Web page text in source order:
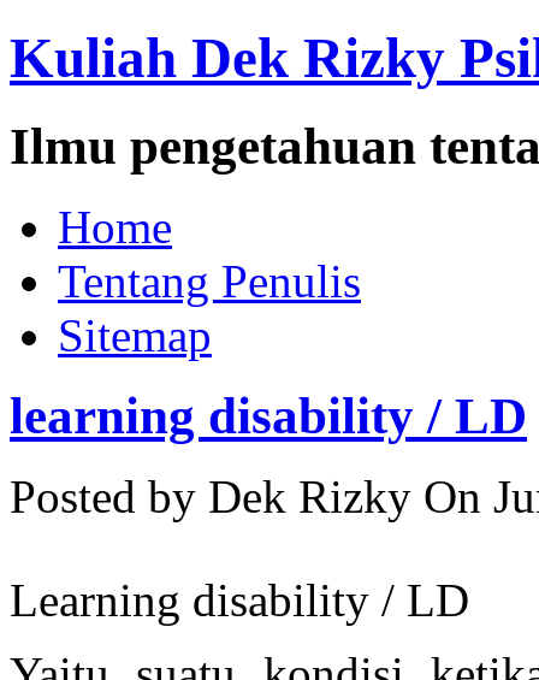
Kuliah Dek Rizky
Ilmu pengetahuan
Home
Tentang Penulis
Sitemap
learning disability / LD
Posted by Dek Rizky On
Learning disability / LD